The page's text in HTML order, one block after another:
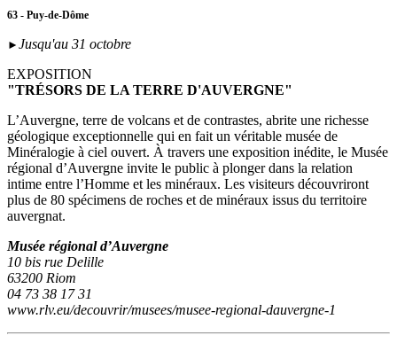
63 - Puy-de-Dôme
► Jusqu'au 31 octobre
EXPOSITION
"TRÉSORS DE LA TERRE D'AUVERGNE"
L’Auvergne, terre de volcans et de contrastes, abrite une richesse
géologique exceptionnelle qui en fait un véritable musée de
Minéralogie à ciel ouvert. À travers une exposition inédite, le Musée
régional d’Auvergne invite le public à plonger dans la relation
intime entre l’Homme et les minéraux. Les visiteurs découvriront
plus de 80 spécimens de roches et de minéraux issus du territoire
auvergnat.
Musée régional d’Auvergne
10 bis rue Delille
63200 Riom
04 73 38 17 31
www.rlv.eu/decouvrir/musees/musee-regional-dauvergne-1